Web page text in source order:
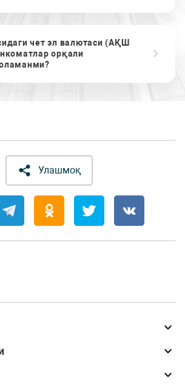
чет эл валютаси (АҚШ
орқали
Улашмоқ